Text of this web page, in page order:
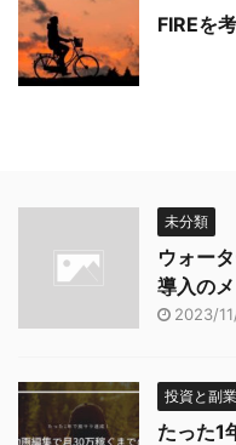
FIREを
未分類
ウォー
導入の
2023/
投資と副業
たった1